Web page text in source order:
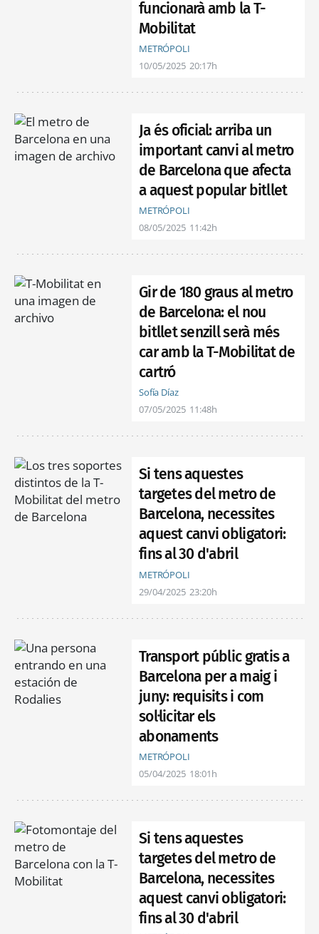
funcionarà amb la T-
Mobilitat
METRÓPOLI
10/05/2025 20:17h
Ja és oficial: arriba un
important canvi al metro
de Barcelona que afecta
a aquest popular bitllet
METRÓPOLI
08/05/2025 11:42h
Gir de 180 graus al metro
de Barcelona: el nou
bitllet senzill serà més
car amb la T-Mobilitat de
cartró
Sofía Díaz
07/05/2025 11:48h
Si tens aquestes
targetes del metro de
Barcelona, necessites
aquest canvi obligatori:
fins al 30 d'abril
METRÓPOLI
29/04/2025 23:20h
Transport públic gratis a
Barcelona per a maig i
juny: requisits i com
sol·licitar els
abonaments
METRÓPOLI
05/04/2025 18:01h
Si tens aquestes
targetes del metro de
Barcelona, necessites
aquest canvi obligatori:
fins al 30 d'abril